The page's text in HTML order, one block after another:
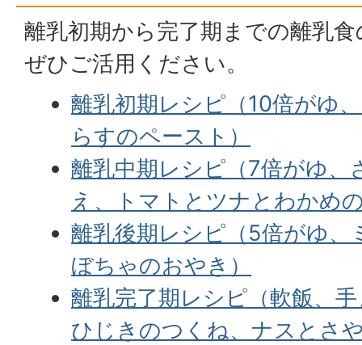
離乳初期から完了期までの離乳
ぜひご活用ください。
離乳初期レシピ（10倍がゆ
らすのペースト）
離乳中期レシピ（7倍がゆ、
え、トマトとツナとわかめ
離乳後期レシピ（5倍がゆ
ぼちゃのおやき）
離乳完了期レシピ（軟飯、
ひじきのつくね、ナスとさ